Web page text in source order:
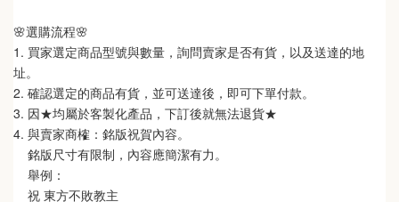
🌸選購流程🌸
1. 買家選定商品型號與數量，詢問賣家是否有貨，以及送達的地
址。
2. 確認選定的商品有貨，並可送達後，即可下單付款。
3. 因★均屬於客製化產品，下訂後就無法退貨★
4. 與賣家商榷：銘版祝賀內容。
銘版尺寸有限制，內容應簡潔有力。
舉例：
祝 東方不敗教主